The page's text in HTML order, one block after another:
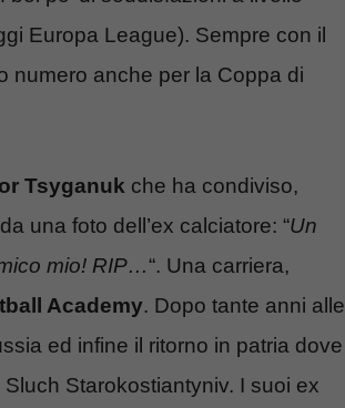
Europa League). Sempre con il
numero anche per la Coppa di
Tsyganuk che ha condiviso,
una foto dell’ex calciatore: “Un
mio! RIP…“. Una carriera,
Academy. Dopo tante anni alle
ed infine il ritorno in patria dove
Starokostiantyniv. I suoi ex